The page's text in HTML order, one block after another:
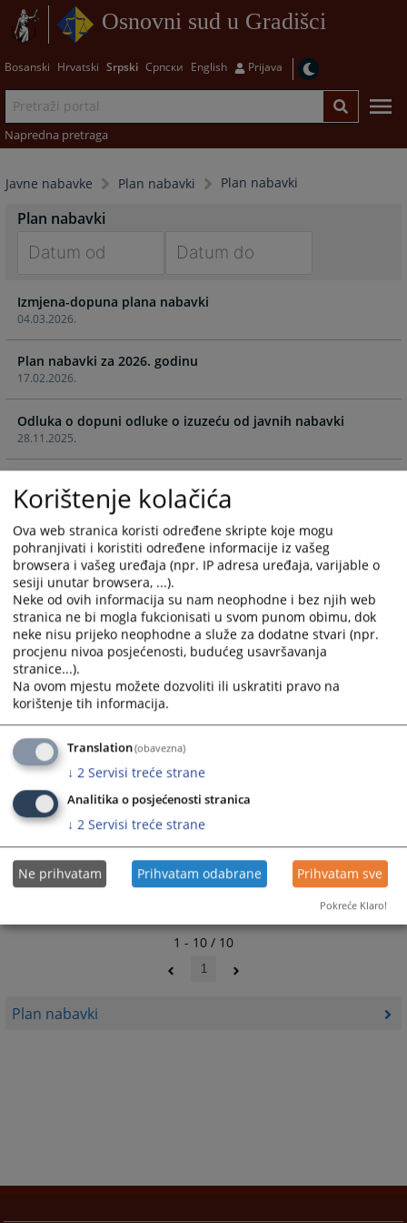
Osnovni sud u Gradišci
Bosanski Hrvatski Srpski Српски English Prijava
Napredna pretraga
Javne nabavke Plan nabavki Plan nabavki
Plan nabavki
Plan nabavki
forward
to
interact
with
the
calendar
and
select
a
Press
the
question
mark
key
to
get
the
keyboard
shortcuts
for
changing
dates.
forward
interact
with
calendar
and
a
Press
the
question
mark
key
to
get
the
keyboard
shortcuts
for
changing
dates.
04.03.2026.
Izmjena-dopuna plana nabavki
17.02.2026.
Plan nabavki za 2026. godinu
28.11.2025.
Odluka o dopuni odluke o izuzeću od javnih nabavki
19.11.2025.
30.01.2025.
Plan javnih nabavki za 2025.godinu
15.02.2021.
Plan javnih nabavki 2021. godina
24.06.2020.
Plan javnih nabavki za 2020. godinu
22.02.2019.
16.02.2018.
Plan javnih nabavki za 2018.godinu
1 - 10 / 10
1
Korištenje kolačića
Ova web stranica koristi određene skripte koje mogu
pohranjivati i koristiti određene informacije iz vašeg
browsera i vašeg uređaja (npr. IP adresa uređaja, varijable o
sesiji unutar browsera, ...).
Neke od ovih informacija su nam neophodne i bez njih web
stranica ne bi mogla fukcionisati u svom punom obimu, dok
neke nisu prijeko neophodne a služe za dodatne stvari (npr.
procjenu nivoa posjećenosti, budućeg usavršavanja
stranice...).
Na ovom mjestu možete dozvoliti ili uskratiti pravo na
korištenje tih informacija.
Translation(obavezna)
↓ 2 Servisi treće strane
Analitika o posjećenosti stranica
↓ 2 Servisi treće strane
Ne prihvatam Prihvatam odabrane Prihvatam sve
Pokreće Klaro!